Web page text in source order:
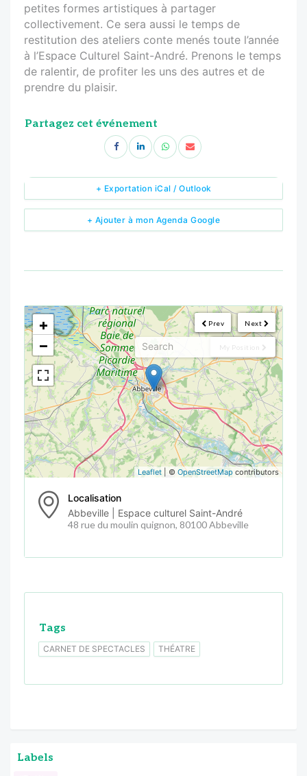
petites formes artistiques à partager
collectivement. Ce sera aussi le temps de
restitution des ateliers conte menés toute l’année
à l’Espace Culturel Saint-André. Prenons le temps
de ralentir, de profiter les uns des autres et de
prendre du plaisir.
Partagez cet événement
+ Ajouter à mon Agenda Google
+ Exportation iCal / Outlook
Next
Prev
My Position
<!---->
+
−
Leaflet | © OpenStreetMap contributors
Localisation
Abbeville | Espace culturel Saint-André
48 rue du moulin quignon, 80100 Abbeville
Tags
CARNET DE SPECTACLES THÉATRE
Labels